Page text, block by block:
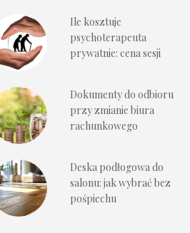
Ile kosztuje
psychoterapeuta
prywatnie: cena sesji
Dokumenty do odbioru
przy zmianie biura
rachunkowego
Deska podłogowa do
salonu: jak wybrać bez
pośpiechu